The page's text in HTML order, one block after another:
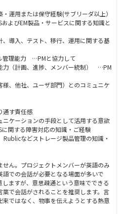
・運用または保守経験(サブリーダ以上）
およびEM製品・サービスに関する知識と
、導入、テスト、移行、運用に関する基
管理能力 …PMと協力して
力（計画、進捗、メンバー統制） …PM
様、他社、ユーザ部門）とのコミュニケ
通す責任感
ニケーションの手段として活用する意欲
に関する障害対応の知識・ご経験
Rublicなどストレージ製品管理の知識・
せん。プロジェクトメンバーが英語のみ
語での会話が必要となる場面が多いで
しますが、意思疎通という意味でできる
葉で会話がされることを推奨します。言
来ではなく、物事を伝えようとする熱意